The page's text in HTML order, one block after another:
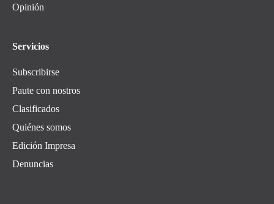
Opinión
Servicios
Subscribirse
Paute con nostros
Clasificados
Quiénes somos
Edición Impresa
Denuncias